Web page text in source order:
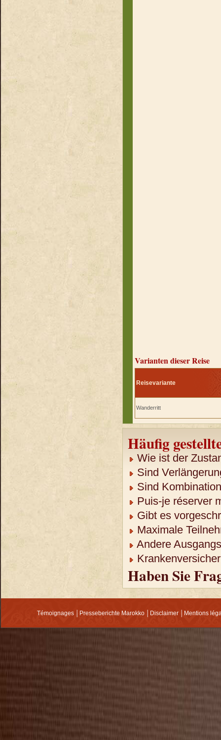
Varianten dieser Reise
Reisevariante
Wanderritt
Häufig
Wie ist der
Sind
Sind
Puis-je réserver
Gibt es
Maximale
Andere
Haben Sie
Témoignages Presseberichte Marokko Disclaimer Mentions